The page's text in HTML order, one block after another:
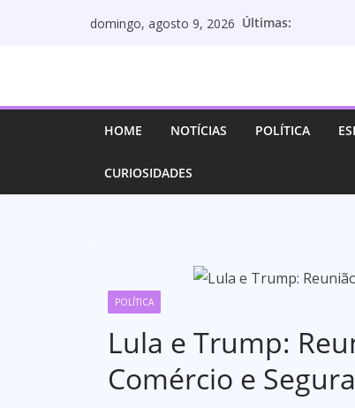
domingo, agosto 9, 2026 Últimas:
HOME NOTÍCIAS POLÍTICA
CURIOSIDADES
POLÍTICA
Lula e Trump:
Comércio e